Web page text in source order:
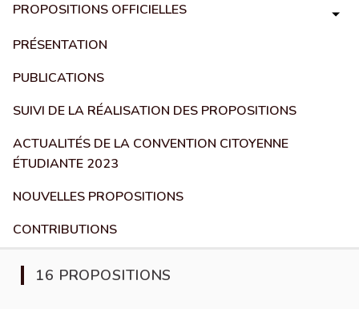
PROPOSITIONS OFFICIELLES
PRÉSENTATION
PUBLICATIONS
SUIVI DE LA RÉALISATION DES PROPOSITIONS
ACTUALITÉS DE LA CONVENTION CITOYENNE
ÉTUDIANTE 2023
NOUVELLES PROPOSITIONS
CONTRIBUTIONS
16 PROPOSITIONS